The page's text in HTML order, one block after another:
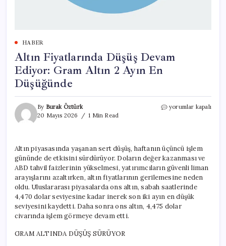
HABER
Altın Fiyatlarında Düşüş Devam
Ediyor: Gram Altın 2 Ayın En
Düşüğünde
By Burak Öztürk
20 Mayıs 2026
1 Min Read
Altın
Gram
Altın
2
Ayın
En
Düşüğünde
için
yorumlar kapalı
Altın piyasasında yaşanan sert düşüş, haftanın üçüncü işlem
gününde de etkisini sürdürüyor. Doların değer kazanması ve
ABD tahvil faizlerinin yükselmesi, yatırımcıların güvenli liman
arayışlarını azaltırken, altın fiyatlarının gerilemesine neden
oldu. Uluslararası piyasalarda ons altın, sabah saatlerinde
4,470 dolar seviyesine kadar inerek son iki ayın en düşük
seviyesini kaydetti. Daha sonra ons altın, 4,475 dolar
civarında işlem görmeye devam etti.
GRAM ALTINDA DÜŞÜŞ SÜRÜYOR